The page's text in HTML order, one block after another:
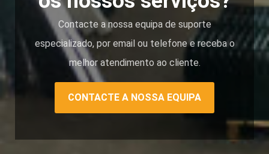
Contacte a nossa equipa de suporte
especializado, por email ou telefone e receba o
melhor atendimento ao cliente.
CONTACTE A NOSSA EQUIPA